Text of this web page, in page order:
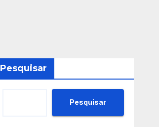
Pesquisar
Pesquisar